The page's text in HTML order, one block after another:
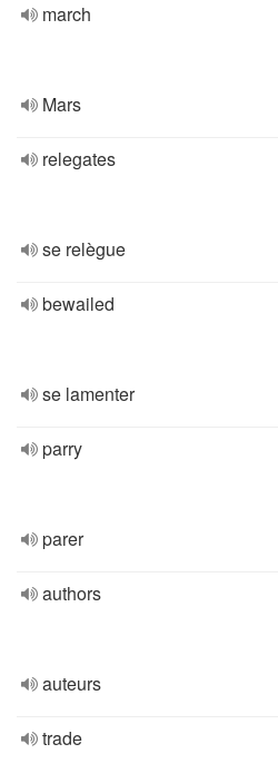
march
Mars
relegates
se relègue
bewailed
se lamenter
parry
parer
authors
auteurs
trade